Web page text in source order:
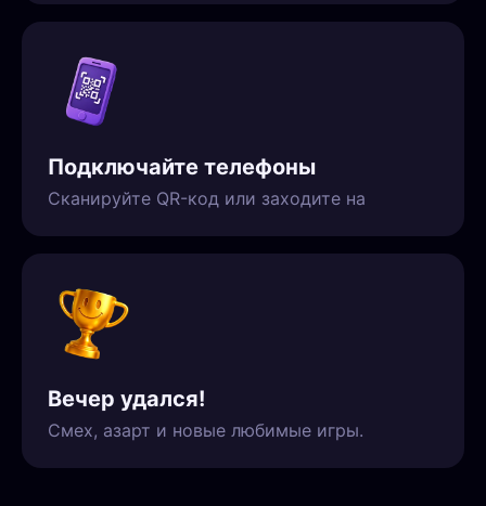
Подключайте телефоны
Сканируйте QR-код или заходите на
Вечер удался!
Смех, азарт и новые любимые игры.